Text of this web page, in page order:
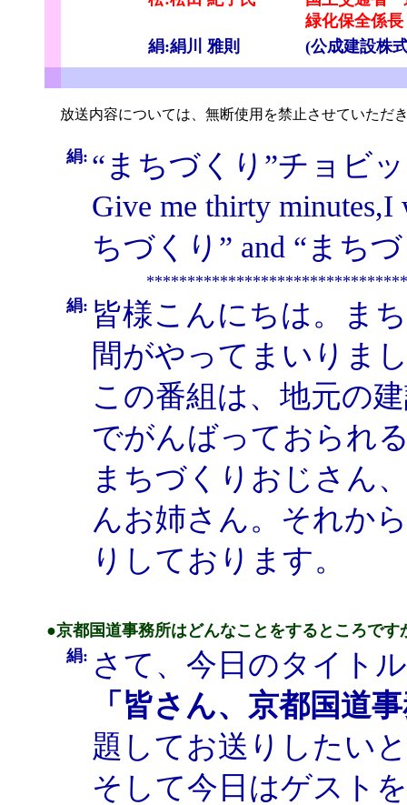
緑化保全係長
絹:絹川 雅則
(公成建設株
放送内容については、無断使用を禁止させていただ
絹: “まちづくり”チョビ
Give me thirty
ちづくり” and “まち
絹: 皆様こんにちは。ま
間がやってまいりま
この番組は、地元の
でがんばっておられ
まちづくりおじさん
んお姉さん。それか
りしております。
●京都国道事務所はどんなことをするところです
絹: さて、今日のタイト
「皆さん、京都国道
題してお送りしたい
そして今日はゲスト